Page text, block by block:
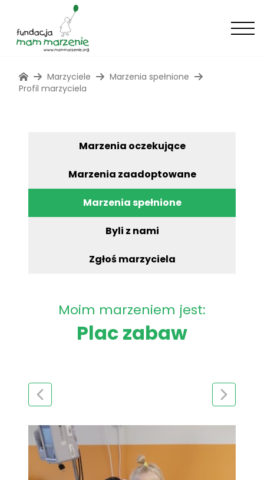
Marzyciele
Marzenia spełnione
Profil marzyciela
Marzenia oczekujące
Marzenia zaadoptowane
Marzenia spełnione
Byli z nami
Zgłoś marzyciela
Moim marzeniem jest:
Plac zabaw